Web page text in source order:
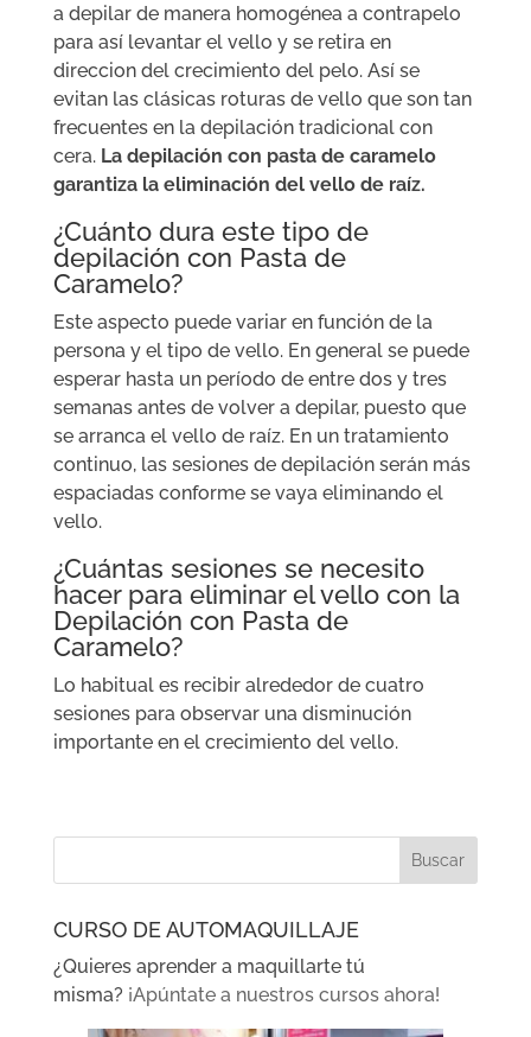
a depilar de manera homogénea a contrapelo
para así levantar el vello y se retira en
direccion del crecimiento del pelo. Así se
evitan las clásicas roturas de vello que son tan
frecuentes en la depilación tradicional con
cera. La depilación con pasta de caramelo
garantiza la eliminación del vello de raíz.
¿Cuánto dura este tipo de
depilación con Pasta de
Caramelo?
Este aspecto puede variar en función de la
persona y el tipo de vello. En general se puede
esperar hasta un período de entre dos y tres
semanas antes de volver a depilar, puesto que
se arranca el vello de raíz. En un tratamiento
continuo, las sesiones de depilación serán más
espaciadas conforme se vaya eliminando el
vello.
¿Cuántas sesiones se necesito
hacer para eliminar el vello con la
Depilación con Pasta de
Caramelo?
Lo habitual es recibir alrededor de cuatro
sesiones para observar una disminución
importante en el crecimiento del vello.
CURSO DE AUTOMAQUILLAJE
¿Quieres aprender a maquillarte tú
misma? ¡Apúntate a nuestros cursos ahora!